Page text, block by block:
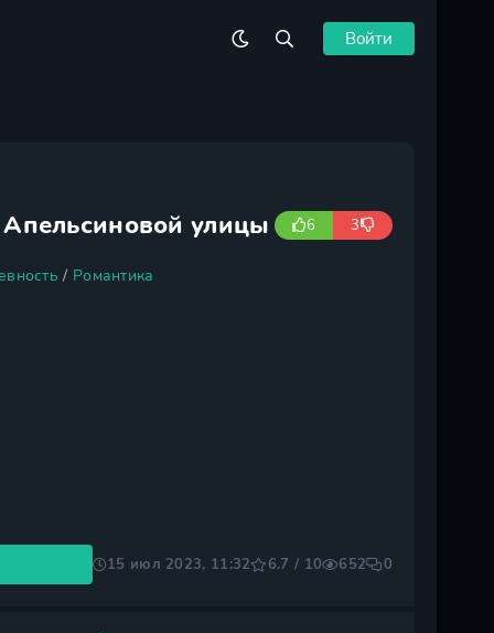
Войти
улицы 6 3
/ Романтика
15 июл 2023, 11:32 6.7 / 10 652 0